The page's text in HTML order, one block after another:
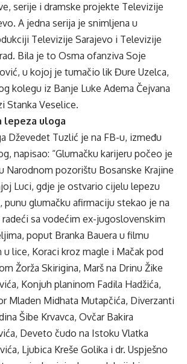
serije i dramske projekte Televizije
A jedna serija je snimljena u
Televizije Sarajevo i Televizije
Bila je to Osma ofanziva Soje
u kojoj je tumačio lik Đure Uzelca,
kolegu iz Banje Luke Adema Čejvana
Stanka Veselice.
lepeza uloga
Dževedet Tuzlić je na FB-u, između
napisao: “Glumačku karijeru počeo je
Narodnom pozorištu Bosanske Krajine
Luci, gdje je ostvario cijelu lepezu
punu glumačku afirmaciju stekao je na
sa vodećim ex-jugoslovenskim
poput Branka Bauera u filmu
u lice, Koraci kroz magle i Mačak pod
Žorža Skirigina, Marš na Drinu Žike
Konjuh planinom Fadila Hadžića,
Mladen Midhata Mutapčića, Diverzanti
Šibe Krvavca, Ovčar Bakira
Deveto čudo na Istoku Vlatka
Ljubica Kreše Golika i dr. Uspješno